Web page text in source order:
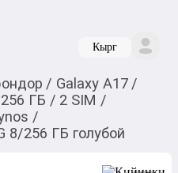
Кырг
/ Galaxy A17 /
256 ГБ / 2 SIM /
/
8/256 ГБ голубой